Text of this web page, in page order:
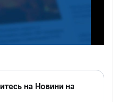
на Новини на